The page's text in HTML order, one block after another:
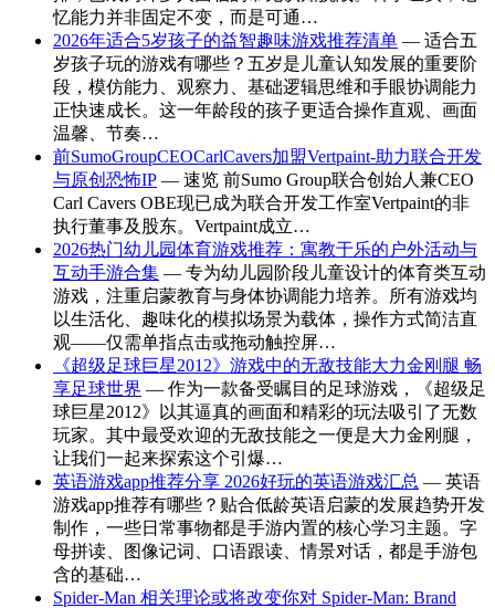
忆能力并非固定不变，而是可通…
2026年适合5岁孩子的益智趣味游戏推荐清单 — 适合五
岁孩子玩的游戏有哪些？五岁是儿童认知发展的重要阶
段，模仿能力、观察力、基础逻辑思维和手眼协调能力
正快速成长。这一年龄段的孩子更适合操作直观、画面
温馨、节奏…
前SumoGroupCEOCarlCavers加盟Vertpaint-助力联合开发
与原创恐怖IP — 速览 前Sumo Group联合创始人兼CEO
Carl Cavers OBE现已成为联合开发工作室Vertpaint的非
执行董事及股东。Vertpaint成立…
2026热门幼儿园体育游戏推荐：寓教于乐的户外活动与
互动手游合集 — 专为幼儿园阶段儿童设计的体育类互动
游戏，注重启蒙教育与身体协调能力培养。所有游戏均
以生活化、趣味化的模拟场景为载体，操作方式简洁直
观——仅需单指点击或拖动触控屏…
《超级足球巨星2012》游戏中的无敌技能大力金刚腿 畅
享足球世界 — 作为一款备受瞩目的足球游戏，《超级足
球巨星2012》以其逼真的画面和精彩的玩法吸引了无数
玩家。其中最受欢迎的无敌技能之一便是大力金刚腿，
让我们一起来探索这个引爆…
英语游戏app推荐分享 2026好玩的英语游戏汇总 — 英语
游戏app推荐有哪些？贴合低龄英语启蒙的发展趋势开发
制作，一些日常事物都是手游内置的核心学习主题。字
母拼读、图像记词、口语跟读、情景对话，都是手游包
含的基础…
Spider-Man 相关理论或将改变你对 Spider-Man: Brand